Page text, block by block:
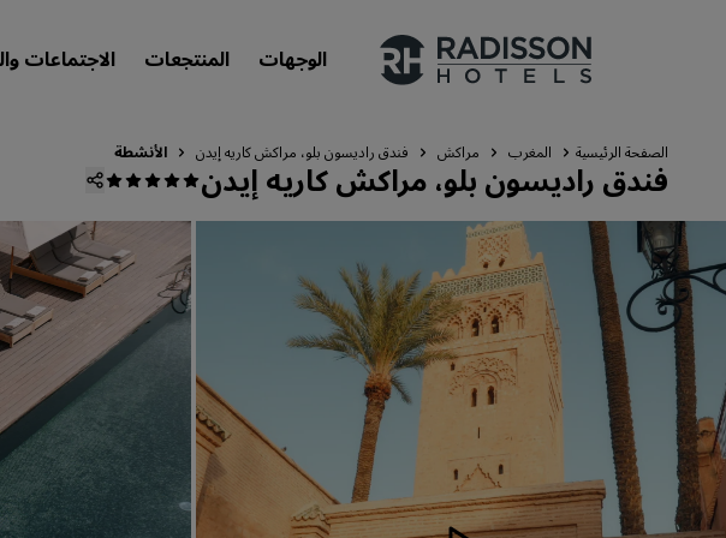
الوجهات المنتجعات الاجتماعات
علاماتنا التجارية
علامات فنادق راديسون التجارية
الصفحة الرئيسية المغرب مراكش فندق راديسون بلو، مراكش كاريه إيدن الأنشطة
فندق راديسون بلو، مراكش كاريه إيدن